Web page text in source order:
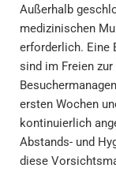
Außerhalb
medizinischen
erforderlich. Eine
sind im Freien
ersten Wochen
kontinuierlich
Abstands- und
diese